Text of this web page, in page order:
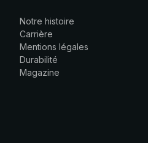
Notre histoire
Carrière
Mentions légales
Durabilité
Magazine